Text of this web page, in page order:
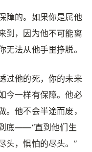
障的。如果你是属他
到，因为他不可能离
无法从他手里挣脱。
过他的死，你的未来
今一样有保障。他必
。他不会半途而废，
底——“直到他们生
头，惧怕的尽头。”